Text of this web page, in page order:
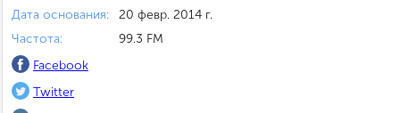
Дата основания:
20 февр. 2014 г.
Частота:
99.3 FM
Facebook
Twitter